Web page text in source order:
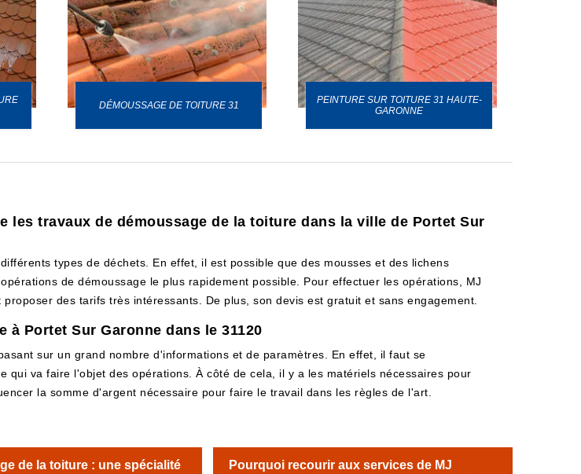
DÉMOUSSAGE DE TOITURE 31
PEINTURE SUR TOITURE 31 HAUTE-
GARONNE
travaux de démoussage de la toiture dans la ville de Portet Sur
types de déchets. En effet, il est possible que des mousses et des lichens
de démoussage le plus rapidement possible. Pour effectuer les opérations, MJ
des tarifs très intéressants. De plus, son devis est gratuit et sans engagement.
Portet Sur Garonne dans le 31120
sur un grand nombre d'informations et de paramètres. En effet, il faut se
va faire l'objet des opérations. À côté de cela, il y a les matériels nécessaires pour
la somme d'argent nécessaire pour faire le travail dans les règles de l'art.
de la toiture : une spécialité
Pourquoi recourir aux services de MJ